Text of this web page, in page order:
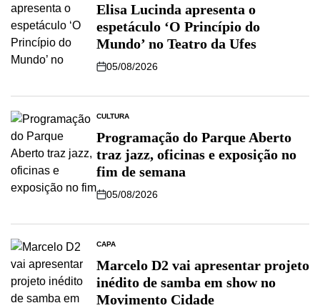
Elisa Lucinda apresenta o
espetáculo ‘O Princípio do
Mundo’ no Teatro da Ufes
05/08/2026
CULTURA
Programação do Parque Aberto
traz jazz, oficinas e exposição no
fim de semana
05/08/2026
CAPA
Marcelo D2 vai apresentar projeto
inédito de samba em show no
Movimento Cidade